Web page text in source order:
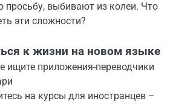
просьбу, выбивают из колеи. Что
эти сложности?
к жизни на новом языке
ищите приложения-переводчики
на курсы для иностранцев –